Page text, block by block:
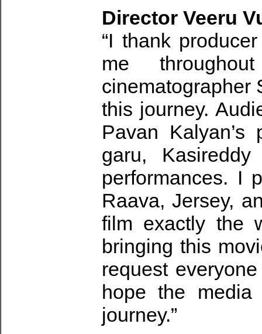
Director Veeru
“I thank
me
cinematographer
this journey.
Pavan
garu,
performances. I
Raava, Jersey,
film exactly the
bringing this
request
hope the
journey.”